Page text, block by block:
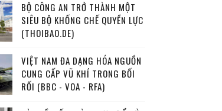
BỘ CÔNG AN TRỞ THÀNH MỘT
SIÊU BỘ KHỐNG CHẾ QUYỀN LỰC
(THOIBAO.DE)
VIỆT NAM ĐA DẠNG HÓA NGUỒN
CUNG CẤP VŨ KHÍ TRONG BỐI
RỐI (BBC - VOA - RFA)